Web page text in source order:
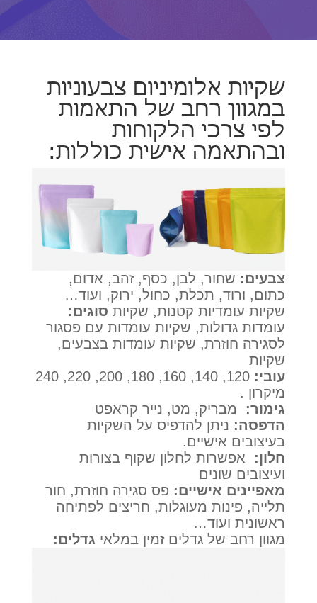
שקיות אלומיניום צבעוניות
במגוון רחב של התאמות
לפי צרכי הלקוחות
ובהתאמה אישית כוללות:
צבעים: שחור, לבן, כסף, זהב, אדום,
כתום, ורוד, תכלת, כחול, ירוק, ועוד…
סוגים: שקיות עומדיות קטנות, שקיות
עומדות גדולות, שקיות עומדות עם פסגור
לסגירה חוזרת, שקיות עומדות בצבעים,
שקיות
עובי:
120, 140, 160, 180, 200, 220, 240
מיקרון .
גימור:
מבריק, מט, נייר קראפט
הדפסה: ניתן להדפיס על השקיות
בעיצובים אישיים.
חלון:
אפשרות לחלון שקוף בצורות
ועיצובים שונים
מאפיינים אישיים: פס סגירה חוזרת, חור
תלייה, פינות מעוגלות, חריצים לפתיחה
ראשונית ועוד…
גדלים: מגוון רחב של גדלים זמין במלאי